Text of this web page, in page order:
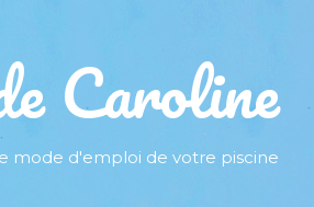
Caroline
mode d'emploi de votre piscine